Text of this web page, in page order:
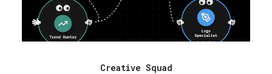
Creative Squad